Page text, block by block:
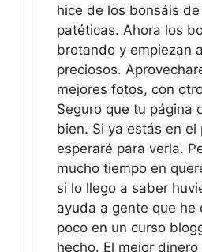
hice de los bonsáis
patéticas. Ahora los
brotando y empiezan
preciosos.
mejores fotos, con
Seguro que tu página
bien. Si ya estás en el
esperaré para verla.
mucho tiempo en
si lo llego a saber
ayuda a gente que he
poco en un curso
hecho. El mejor